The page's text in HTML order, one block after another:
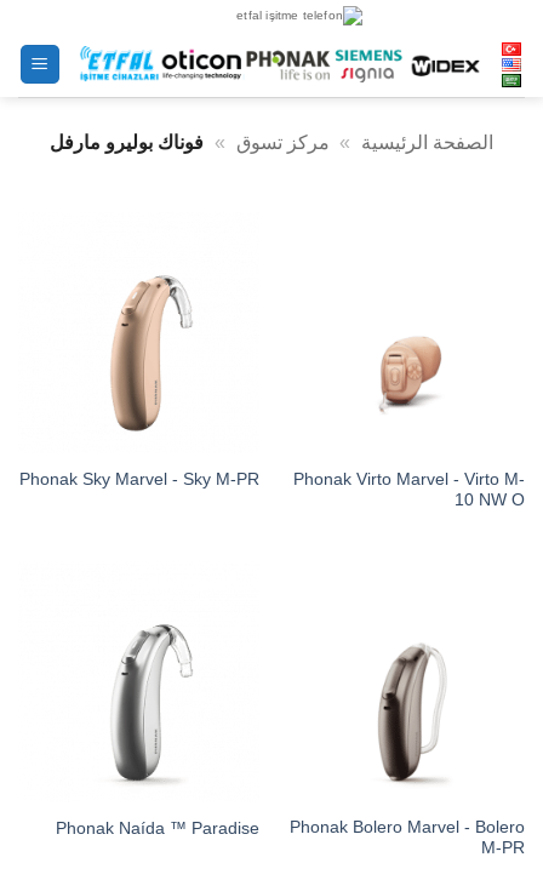
الى
المحتوى
الصفحة الرئيسية » مركز تسوق » فوناك بوليرو مارفل
Phonak Virto Marvel - Virto M-
10 NW O
Phonak Sky Marvel - Sky M-PR
Phonak Bolero Marvel - Bolero
M-PR
Phonak Naída ™ Paradise